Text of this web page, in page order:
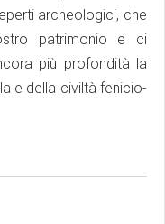
archeologici, che
patrimonio e ci
più profondità la
e della civiltà fenicio-